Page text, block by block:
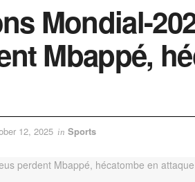
Mondial-
Mbappé,
12, 2025 in Sports